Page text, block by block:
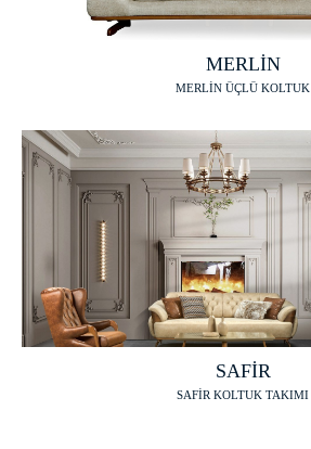
MERLİN
MERLİN ÜÇLÜ KOLTUK
SAFİR
SAFİR KOLTUK TAKIMI